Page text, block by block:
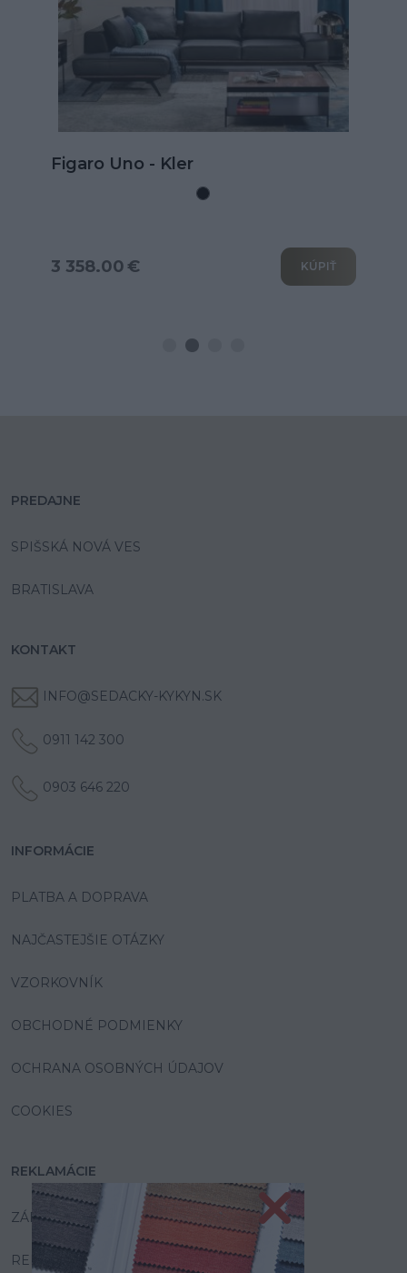
Kožená rohová sedačka Goya s
rozkladom na spanie
3 802.00 € KÚPIŤ
PREDAJNE
SPIŠSKÁ NOVÁ VES
BRATISLAVA
KONTAKT
INFO@SEDACKY-KYKYN.SK
0911 142 300
0903 646 220
INFORMÁCIE
PLATBA A DOPRAVA
NAJČASTEJŠIE OTÁZKY
VZORKOVNÍK
OBCHODNÉ PODMIENKY
OCHRANA OSOBNÝCH ÚDAJOV
COOKIES
REKLAMÁCIE
ZÁRUKA A SERVIS
REKLAMAČNÝ PORIADOK